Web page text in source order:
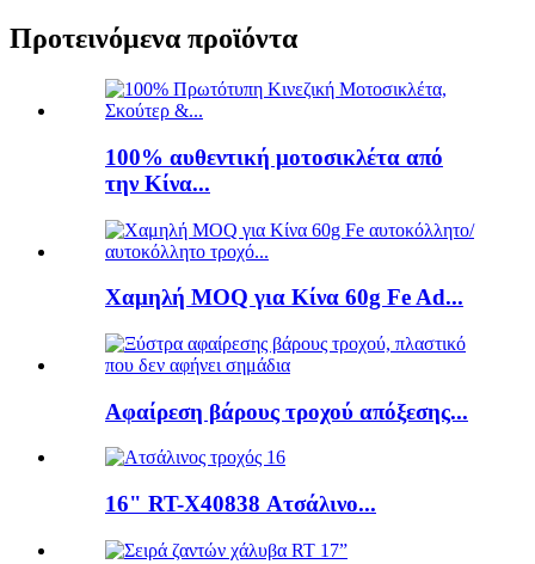
Προτεινόμενα προϊόντα
100% αυθεντική μοτοσικλέτα από
την Κίνα...
Χαμηλή MOQ για Κίνα 60g Fe Ad...
Αφαίρεση βάρους τροχού απόξεσης...
16" RT-X40838 Ατσάλινο...